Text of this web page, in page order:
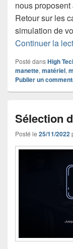
nous
Retour sur les
simulation de
Continuer la
Posté dansHigh
manette, matériel,
Publier un
Sélection
Posté le 25/11/2022